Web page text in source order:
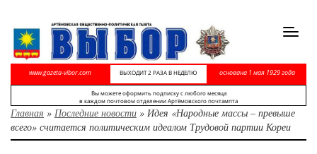
www.gazeta-vibor.com ВЫХОДИТ 2 РАЗА В НЕДЕЛЮ основана 1 мая 1929 года
Вы можете оформить подписку с любого месяца
в каждом почтовом отделении Артёмовского почтампта
Главная » Последние новости » Идея «Народные массы – превыше
всего» считается политическим идеалом Трудовой партии Кореи